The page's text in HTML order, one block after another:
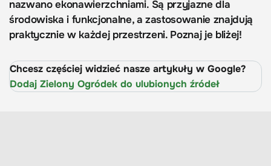
nazwano ekonawierzchniami. Są przyjazne dla
środowiska i funkcjonalne, a zastosowanie znajdują
praktycznie w każdej przestrzeni. Poznaj je bliżej!
Chcesz częściej widzieć nasze artykuły w Google?
Dodaj Zielony Ogródek do ulubionych źródeł